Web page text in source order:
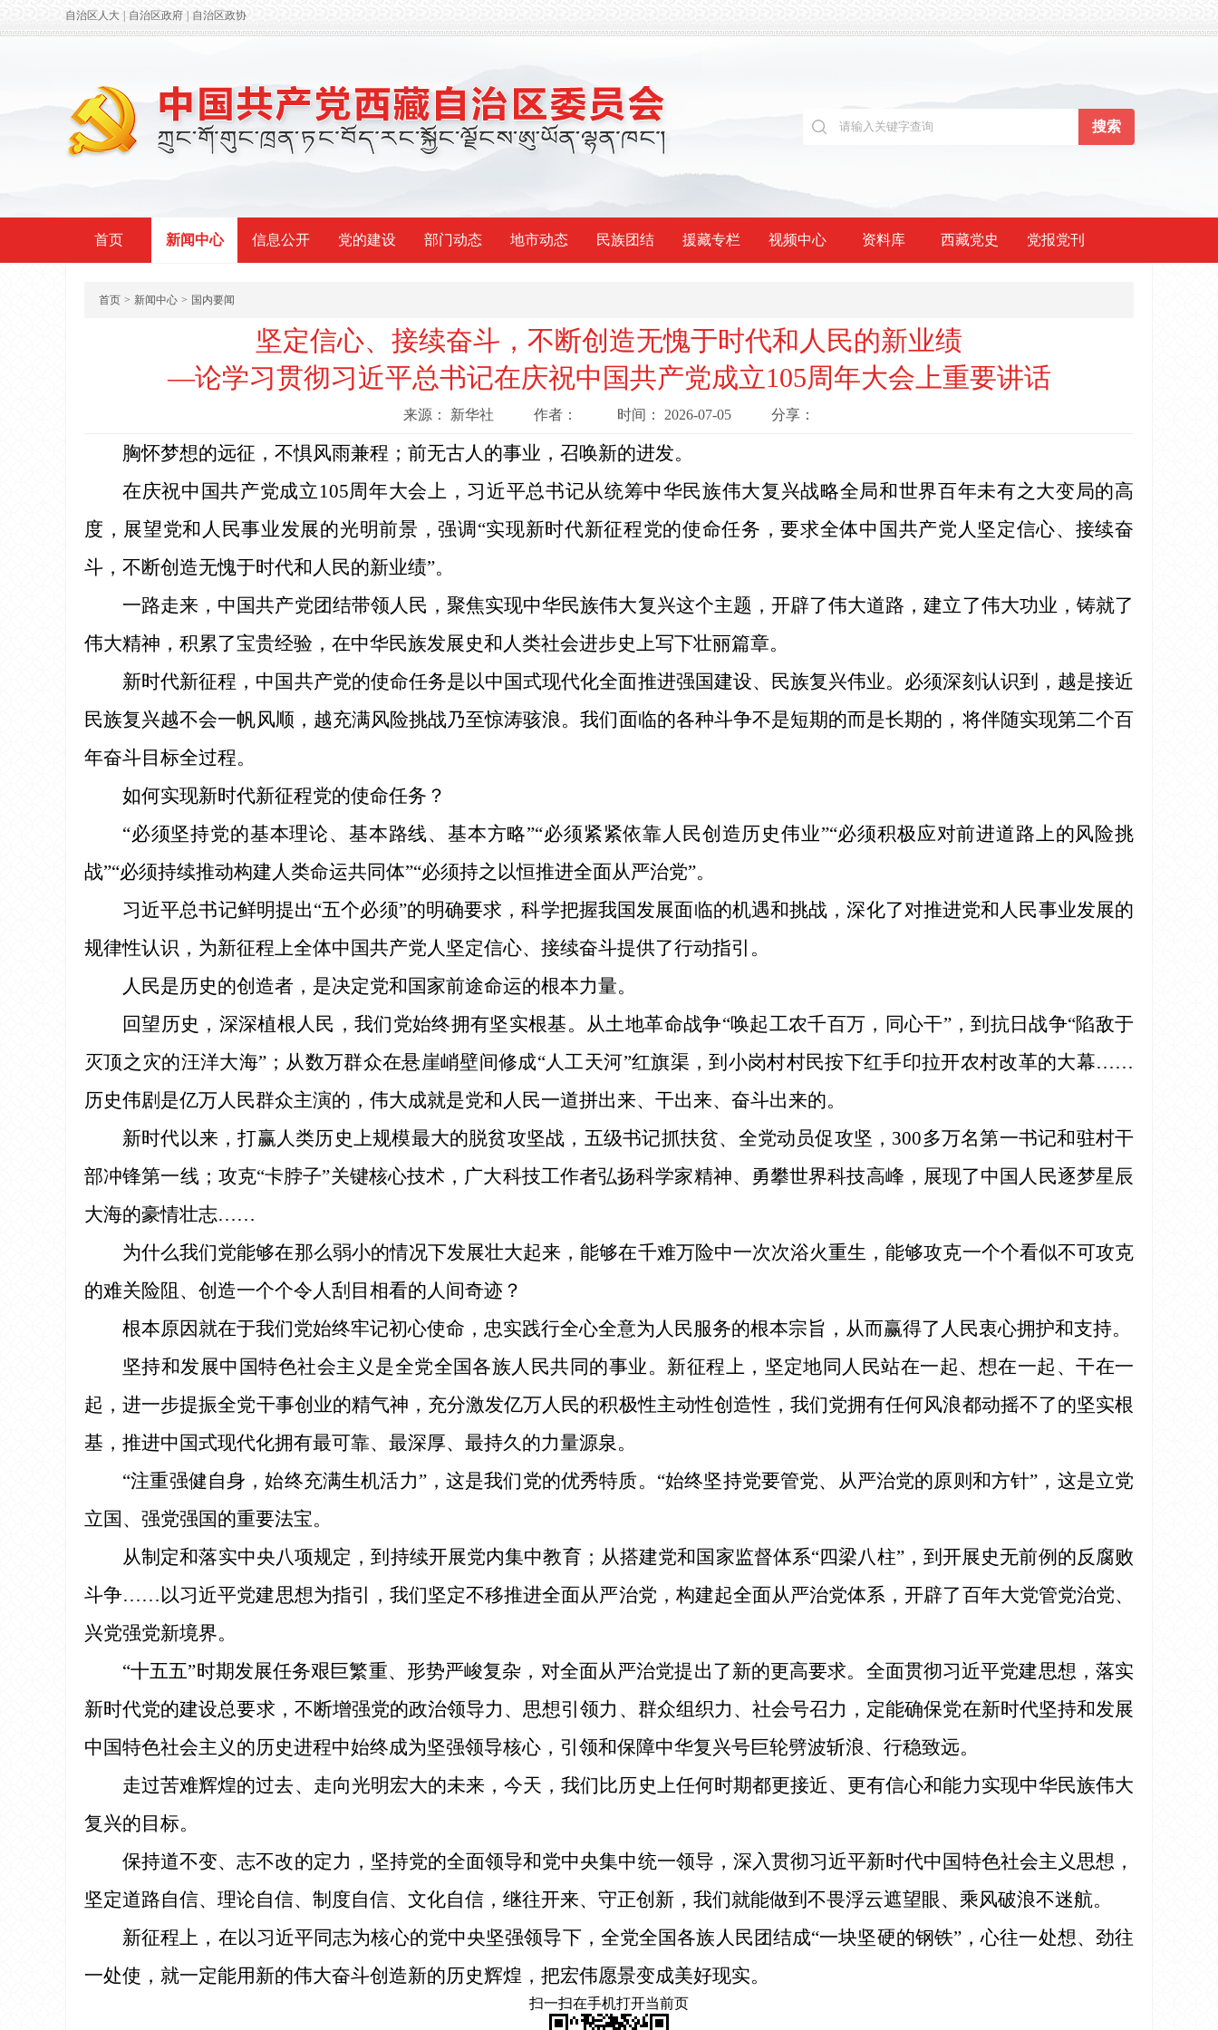
自治区人大 自治区政府 自治区政协
首页 新闻中心 信息公开 党的建设 部门动态 地市动态 民族团结 援藏专栏 视频中心 资料库 西藏党史 党报党刊
首页 > 新闻中心 > 国内要闻
坚定信心、接续奋斗，不断创造无愧于时代和人民的新业绩
—论学习贯彻习近平总书记在庆祝中国共产党成立105周年大会上重要讲话
来源： 新华社 作者： 时间： 2026-07-05 分享：
胸怀梦想的远征，不惧风雨兼程；前无古人的事业，召唤新的进发。
在庆祝中国共产党成立105周年大会上，习近平总书记从统筹中华民族伟大复兴战略全局和世界百年未有之大变局的高
度，展望党和人民事业发展的光明前景，强调“实现新时代新征程党的使命任务，要求全体中国共产党人坚定信心、接续奋
斗，不断创造无愧于时代和人民的新业绩”。
一路走来，中国共产党团结带领人民，聚焦实现中华民族伟大复兴这个主题，开辟了伟大道路，建立了伟大功业，铸就了
伟大精神，积累了宝贵经验，在中华民族发展史和人类社会进步史上写下壮丽篇章。
新时代新征程，中国共产党的使命任务是以中国式现代化全面推进强国建设、民族复兴伟业。必须深刻认识到，越是接近
民族复兴越不会一帆风顺，越充满风险挑战乃至惊涛骇浪。我们面临的各种斗争不是短期的而是长期的，将伴随实现第二个百
年奋斗目标全过程。
如何实现新时代新征程党的使命任务？
“必须坚持党的基本理论、基本路线、基本方略”“必须紧紧依靠人民创造历史伟业”“必须积极应对前进道路上的风险挑
战”“必须持续推动构建人类命运共同体”“必须持之以恒推进全面从严治党”。
习近平总书记鲜明提出“五个必须”的明确要求，科学把握我国发展面临的机遇和挑战，深化了对推进党和人民事业发展的
规律性认识，为新征程上全体中国共产党人坚定信心、接续奋斗提供了行动指引。
人民是历史的创造者，是决定党和国家前途命运的根本力量。
回望历史，深深植根人民，我们党始终拥有坚实根基。从土地革命战争“唤起工农千百万，同心干”，到抗日战争“陷敌于
灭顶之灾的汪洋大海”；从数万群众在悬崖峭壁间修成“人工天河”红旗渠，到小岗村村民按下红手印拉开农村改革的大幕……
历史伟剧是亿万人民群众主演的，伟大成就是党和人民一道拼出来、干出来、奋斗出来的。
新时代以来，打赢人类历史上规模最大的脱贫攻坚战，五级书记抓扶贫、全党动员促攻坚，300多万名第一书记和驻村干
部冲锋第一线；攻克“卡脖子”关键核心技术，广大科技工作者弘扬科学家精神、勇攀世界科技高峰，展现了中国人民逐梦星辰
大海的豪情壮志……
为什么我们党能够在那么弱小的情况下发展壮大起来，能够在千难万险中一次次浴火重生，能够攻克一个个看似不可攻克
的难关险阻、创造一个个令人刮目相看的人间奇迹？
根本原因就在于我们党始终牢记初心使命，忠实践行全心全意为人民服务的根本宗旨，从而赢得了人民衷心拥护和支持。
坚持和发展中国特色社会主义是全党全国各族人民共同的事业。新征程上，坚定地同人民站在一起、想在一起、干在一
起，进一步提振全党干事创业的精气神，充分激发亿万人民的积极性主动性创造性，我们党拥有任何风浪都动摇不了的坚实根
基，推进中国式现代化拥有最可靠、最深厚、最持久的力量源泉。
“注重强健自身，始终充满生机活力”，这是我们党的优秀特质。“始终坚持党要管党、从严治党的原则和方针”，这是立党
立国、强党强国的重要法宝。
从制定和落实中央八项规定，到持续开展党内集中教育；从搭建党和国家监督体系“四梁八柱”，到开展史无前例的反腐败
斗争……以习近平党建思想为指引，我们坚定不移推进全面从严治党，构建起全面从严治党体系，开辟了百年大党管党治党、
兴党强党新境界。
“十五五”时期发展任务艰巨繁重、形势严峻复杂，对全面从严治党提出了新的更高要求。全面贯彻习近平党建思想，落实
新时代党的建设总要求，不断增强党的政治领导力、思想引领力、群众组织力、社会号召力，定能确保党在新时代坚持和发展
中国特色社会主义的历史进程中始终成为坚强领导核心，引领和保障中华复兴号巨轮劈波斩浪、行稳致远。
走过苦难辉煌的过去、走向光明宏大的未来，今天，我们比历史上任何时期都更接近、更有信心和能力实现中华民族伟大
复兴的目标。
保持道不变、志不改的定力，坚持党的全面领导和党中央集中统一领导，深入贯彻习近平新时代中国特色社会主义思想，
坚定道路自信、理论自信、制度自信、文化自信，继往开来、守正创新，我们就能做到不畏浮云遮望眼、乘风破浪不迷航。
新征程上，在以习近平同志为核心的党中央坚强领导下，全党全国各族人民团结成“一块坚硬的钢铁”，心往一处想、劲往
一处使，就一定能用新的伟大奋斗创造新的历史辉煌，把宏伟愿景变成美好现实。
扫一扫在手机打开当前页